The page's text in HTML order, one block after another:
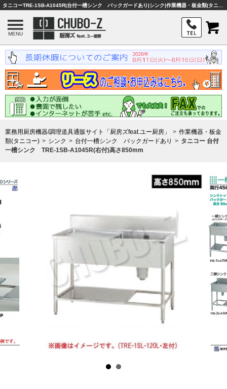
MENU
業務用厨房機器/調理道具通販サイト「厨房ズfeat.ユー厨房」
作業機器・板金
類(タニコー)
シンク 台付一槽シンク バックガードあり
タニコー 台付
一槽シンク TRE-1SB-A1045R(右付)高さ850mm